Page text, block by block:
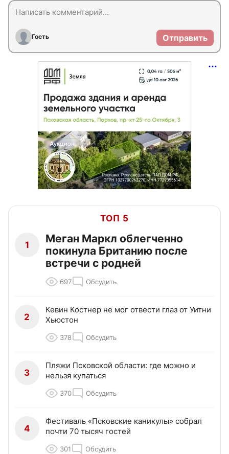
Гость Отправить
ТОП 5
1
Меган Маркл облегченно
покинула Британию после
встречи с родней
697 Обсудить
2
Кевин Костнер не мог отвести глаз от Уитни
Хьюстон
378 Обсудить
3
Пляжи Псковской области: где можно и
нельзя купаться
370 Обсудить
4
Фестиваль «Псковские каникулы» собрал
почти 70 тысяч гостей
301 Обсудить